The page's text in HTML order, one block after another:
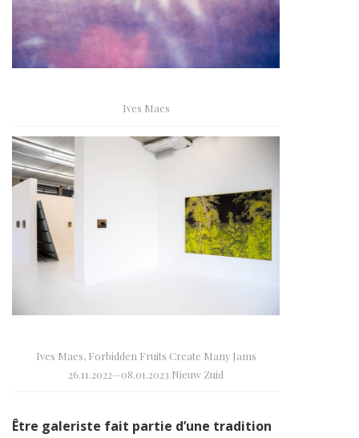
Ives Maes
Ives Maes, Forbidden Fruits Create Many Jams
26.11.2022—08.01.2023 Nieuw Zuid
Être galeriste fait partie d’une tradition